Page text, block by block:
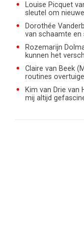
Louise Picquet
sleutel om
Dorothée
van schaamte en
Rozemarijn
kunnen het
Claire van Beek
routines
Kim van Drie
mij altijd